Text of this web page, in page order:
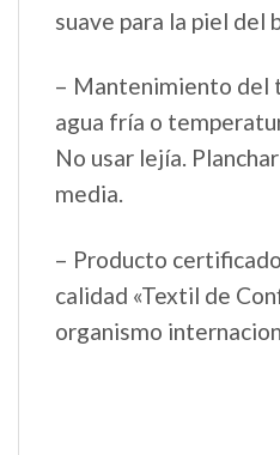
suave para la piel del
– Mantenimiento del
agua fría o
No usar lejía.
media.
– Producto
calidad «Textil de
organismo